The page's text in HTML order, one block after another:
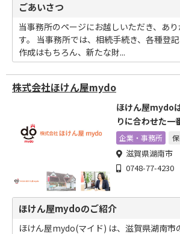
ごあいさつ
当事務所のページにお越しいただき、あ
す。 当事務所では、相続手続き、各種登
作成はもちろん、新たな財...
株式会社ほけん屋mydo
ほけん屋mydo
りに合わせた一
す企業・事務所
滋賀県湖南市
0748-77-4230
ほけん屋mydoのご紹介
ほけん屋mydo(マイド) は、滋賀県湖南市